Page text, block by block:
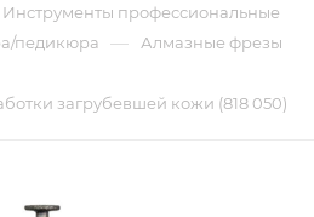
Инструменты профессиональные
педикюра — Алмазные фрезы
загрубевшей кожи (818 050)